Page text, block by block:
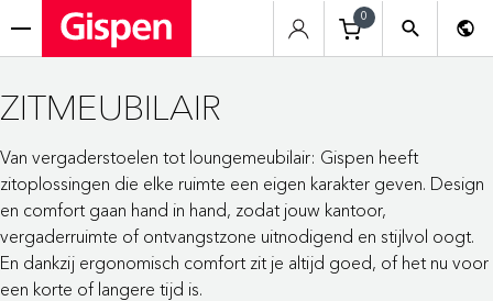
0
ZITMEUBILAIR
Van vergaderstoelen tot loungemeubilair: Gispen heeft
zitoplossingen die elke ruimte een eigen karakter geven. Design
en comfort gaan hand in hand, zodat jouw kantoor,
vergaderruimte of ontvangstzone uitnodigend en stijlvol oogt.
En dankzij ergonomisch comfort zit je altijd goed, of het nu voor
een korte of langere tijd is.